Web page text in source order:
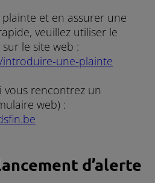
et en assurer une
veuillez utiliser le
le site web :
une-plainte
vous rencontrez un
web) :
d’alerte